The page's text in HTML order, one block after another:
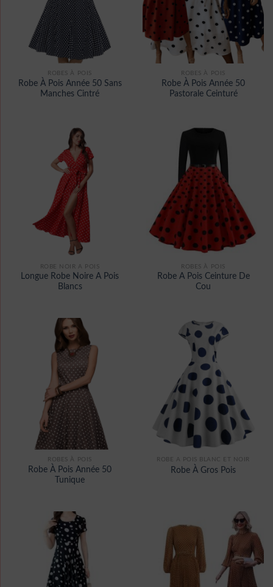
ROBES À POIS
Robe À Pois Année 50 Sans
Manches Cintré
ROBES À POIS
Robe À Pois Année 50
Pastorale Ceinturé
ROBE NOIR A POIS
Longue Robe Noire A Pois
Blancs
ROBES À POIS
Robe A Pois Ceinture De
Cou
ROBES À POIS
Robe À Pois Année 50
Tunique
ROBE A POIS BLANC ET NOIR
Robe À Gros Pois